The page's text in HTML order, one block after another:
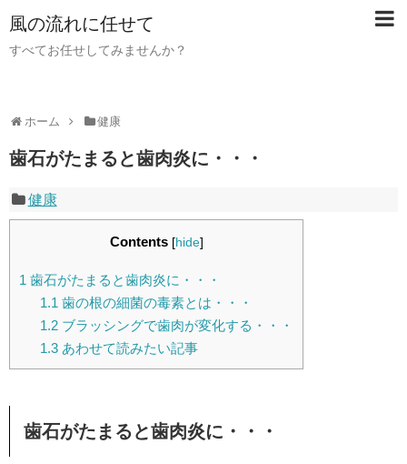
風の流れに任せて
すべてお任せしてみませんか？
ホーム 健康
歯石がたまると歯肉炎に・・・
健康
Contents [hide]
1 歯石がたまると歯肉炎に・・・
1.1 歯の根の細菌の毒素とは・・・
1.2ブラッシングで歯肉が変化する・・・
1.3あわせて読みたい記事
歯石がたまると歯肉炎に・・・